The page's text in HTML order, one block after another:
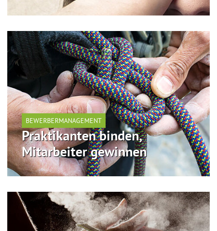
BEWERBERMANAGEMENT
Praktikanten binden,
Mitarbeiter gewinnen